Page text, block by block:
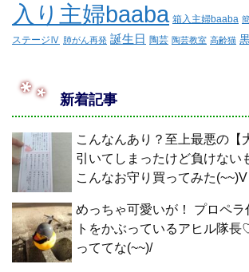
入り主婦baaba 箱入主婦baaba
ステージⅣ 肺がん再発 誕生日 陶芸 陶芸教室 高齢猫
新着記事
こんなんあり？至上最悪の【
引いてしまったけど負けない
こんなお守り買ってみた(~~)V
めっちゃ可愛いが！ プロペラ
トをかぶっているアヒル隊
っててな(~~)/